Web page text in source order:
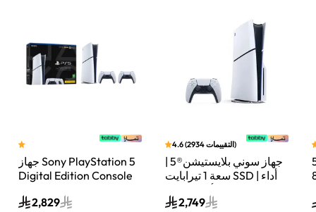
جهاز Sony PlayStation 5
Digital Edition Console
وحدة تحكم إضافية
2,829
4.6(2934التقييمات)
جهاز سوني بلايستيشن®5 |
سعة 1 تيرابايت SSD | أداء
الأشعة | أبيض | CFI-
2,749